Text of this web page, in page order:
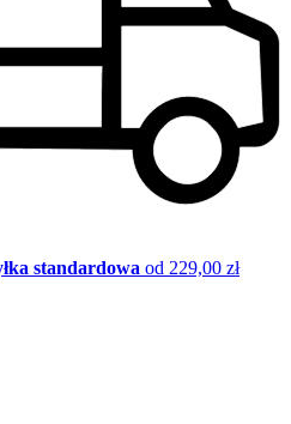
standardowa od 229,00 zł